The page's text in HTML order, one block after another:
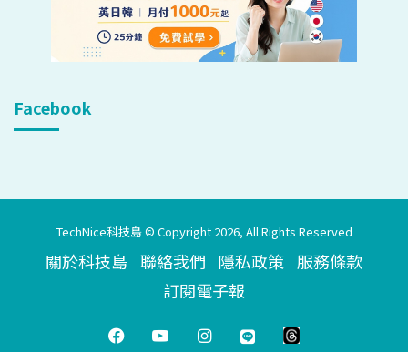
Facebook
TechNice科技島 © Copyright 2026, All Rights Reserved
關於科技島 聯絡我們 隱私政策 服務條款
訂閱電子報